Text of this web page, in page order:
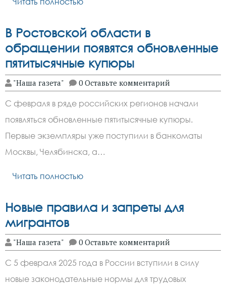
В Ростовской области в
обращении появятся обновленные
пятитысячные купюры
"Наша газета" 0 Оставьте комментарий
С февраля в ряде российских регионов начали
появляться обновленные пятитысячные купюры.
Первые экземпляры уже поступили в банкоматы
Москвы, Челябинска, а…
Читать полностью
Новые правила и запреты для
мигрантов
"Наша газета" 0 Оставьте комментарий
С 5 февраля 2025 года в России вступили в силу
новые законодательные нормы для трудовых